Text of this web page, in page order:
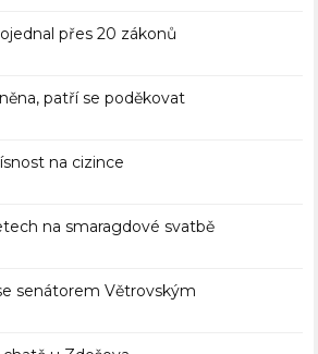
přes 20 zákonů
patří se poděkovat
na cizince
na smaragdové svatbě
senátorem Větrovským